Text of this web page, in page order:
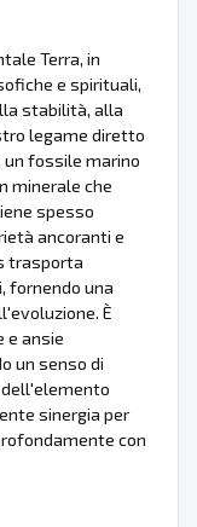
Terra, in
e spirituali,
stabilità, alla
legame diretto
un fossile marino
minerale che
spesso
ancoranti e
trasporta
fornendo una
È
e ansie
un senso di
dell'elemento
sinergia per
con